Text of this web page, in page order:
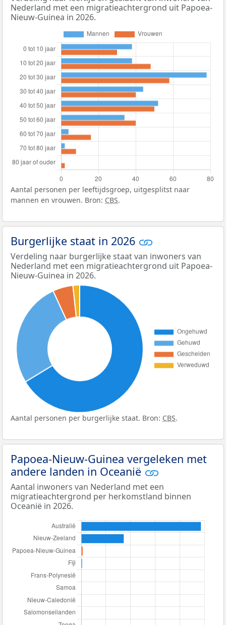
Nederland met een migratieachtergrond uit Papoea-
Nieuw-Guinea in 2026.
Aantal personen per leeftijdsgroep, uitgesplitst naar
mannen en vrouwen. Bron: CBS.
Burgerlijke staat in 2026
Verdeling naar burgerlijke staat van inwoners van
Nederland met een migratieachtergrond uit Papoea-
Nieuw-Guinea in 2026.
Aantal personen per burgerlijke staat. Bron: CBS.
Papoea-Nieuw-Guinea vergeleken met
andere landen in Oceanië
Aantal inwoners van Nederland met een
migratieachtergrond per herkomstland binnen
Oceanië in 2026.